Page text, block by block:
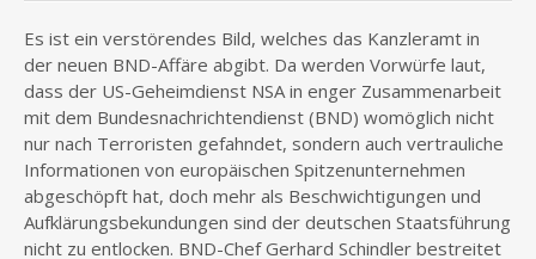
Es ist ein verstörendes Bild, welches das Kanzleramt in
der neuen BND-Affäre abgibt. Da werden Vorwürfe laut,
dass der US-Geheimdienst NSA in enger Zusammenarbeit
mit dem Bundesnachrichtendienst (BND) womöglich nicht
nur nach Terroristen gefahndet, sondern auch vertrauliche
Informationen von europäischen Spitzenunternehmen
abgeschöpft hat, doch mehr als Beschwichtigungen und
Aufklärungsbekundungen sind der deutschen Staatsführung
nicht zu entlocken. BND-Chef Gerhard Schindler bestreitet